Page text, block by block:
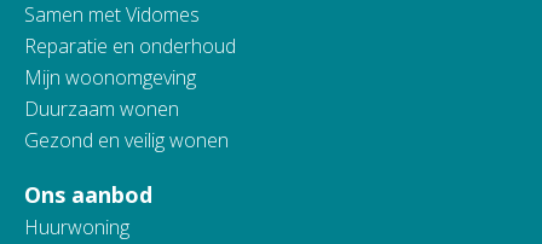
Samen met Vidomes
Reparatie en onderhoud
Mijn woonomgeving
Duurzaam wonen
Gezond en veilig wonen
Ons aanbod
Huurwoning